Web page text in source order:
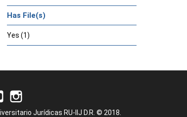
Has File(s)
Yes (1)
Jurídicas RU-IIJ D.R. © 2018.